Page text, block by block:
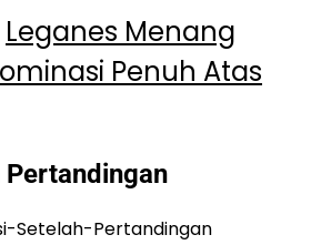
​Leganes Menang
Penuh Atas
Pertandingan